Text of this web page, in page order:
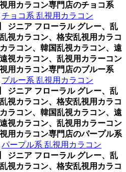
用カラコン専門店のチョコ系
チョコ系 乱視用カラコン
ジニア フローラル グレー、乱
視カラコン、格安乱視用カラコ
ラコン、韓国乱視カラコン、遠
視カラコン、乱視用カラーコン
用カラコン専門店のブルー系
ブルー系 乱視用カラコン
ジニア フローラル グレー、乱
視カラコン、格安乱視用カラコ
ラコン、韓国乱視カラコン、遠
視カラコン、乱視用カラーコン
用カラコン専門店のパープル系
パープル系 乱視用カラコン
ジニア フローラル グレー、乱
視カラコン、格安乱視用カラコ